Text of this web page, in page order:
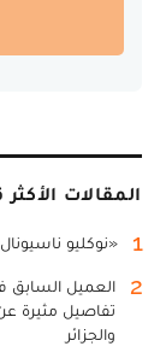
المقالات الأكثر
1 «نوكليو
2
العميل
تفاصيل مثيرة
والجزائر